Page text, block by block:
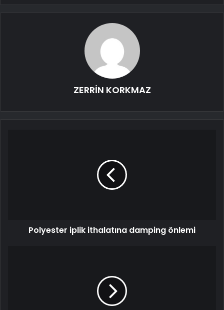
ZERRİN KORKMAZ
Polyester iplik ithalatına damping önlemi